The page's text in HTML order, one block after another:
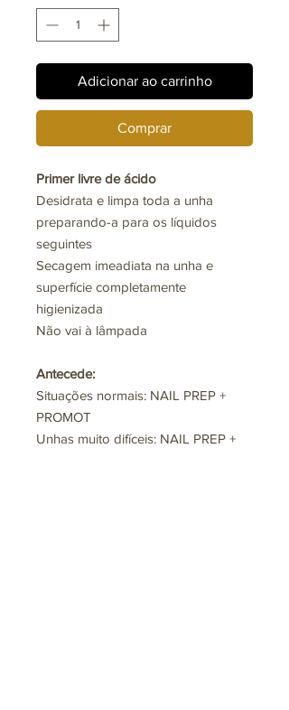
Adicionar ao carrinho
Comprar
Primer livre de ácido
Desidrata e limpa toda a unha
preparando-a para os líquidos
seguintes
Secagem imeadiata na unha e
superfície completamente
higienizada
Não vai à lâmpada
Antecede:
Situações normais: NAIL PREP +
PROMOT
Unhas muito difíceis: NAIL PREP +